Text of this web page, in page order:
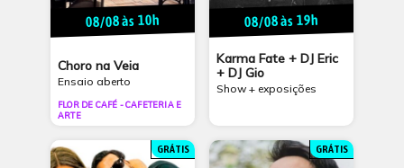
08/08 às 10h
Choro na Veia
Ensaio aberto
FLOR DE CAFÉ - CAFETERIA E
ARTE
08/08 às 19h
Karma Fate + DJ Eric
+ DJ Gio
Show + exposições
GRÁTIS GRÁTIS